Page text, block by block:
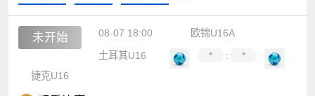
未开始 08-07 18:00
欧锦U16A
土耳其U16
* :
*
捷克U16